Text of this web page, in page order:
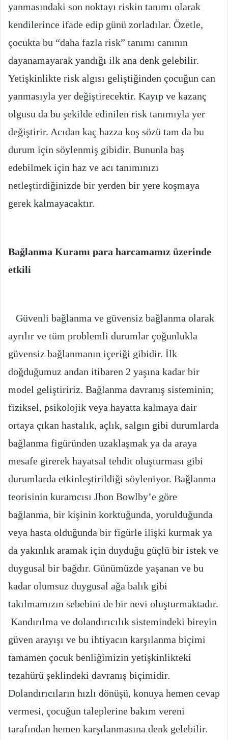
yanmasındaki son noktayı riskin tanımı olarak
kendilerince ifade edip günü zorladılar. Özetle,
çocukta bu “daha fazla risk” tanımı canının
dayanamayarak yandığı ilk ana denk gelebilir.
Yetişkinlikte risk algısı geliştiğinden çocuğun can
yanmasıyla yer değiştirecektir. Kayıp ve kazanç
olgusu da bu şekilde edinilen risk tanımıyla yer
değiştirir. Acıdan kaç hazza koş sözü tam da bu
durum için söylenmiş gibidir. Bununla baş
edebilmek için haz ve acı tanımınızı
netleştirdiğinizde bir yerden bir yere koşmaya
gerek kalmayacaktır.
Bağlanma Kuramı para harcamamız üzerinde
etkili
Güvenli bağlanma ve güvensiz bağlanma olarak
ayrılır ve tüm problemli durumlar çoğunlukla
güvensiz bağlanmanın içeriği gibidir. İlk
doğduğumuz andan itibaren 2 yaşına kadar bir
model geliştiririz. Bağlanma davranış sisteminin;
fiziksel, psikolojik veya hayatta kalmaya dair
ortaya çıkan hastalık, açlık, salgın gibi durumlarda
bağlanma figüründen uzaklaşmak ya da araya
mesafe girerek hayatsal tehdit oluşturması gibi
durumlarda etkinleştirildiği söyleniyor. Bağlanma
teorisinin kuramcısı Jhon Bowlby’e göre
bağlanma, bir kişinin korktuğunda, yorulduğunda
veya hasta olduğunda bir figürle ilişki kurmak ya
da yakınlık aramak için duyduğu güçlü bir istek ve
duygusal bir bağdır. Günümüzde yaşanan ve bu
kadar olumsuz duygusal ağa balık gibi
takılmamızın sebebini de bir nevi oluşturmaktadır.
Kandırılma ve dolandırıcılık sistemindeki bireyin
güven arayışı ve bu ihtiyacın karşılanma biçimi
tamamen çocuk benliğimizin yetişkinlikteki
tezahürü şeklindeki davranış biçimidir.
Dolandırıcıların hızlı dönüşü, konuya hemen cevap
vermesi, çocuğun taleplerine bakım vereni
tarafından hemen karşılanmasına denk gelebilir.